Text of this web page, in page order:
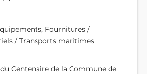
Fournitures /
/ Transports maritimes
Centenaire de la Commune de